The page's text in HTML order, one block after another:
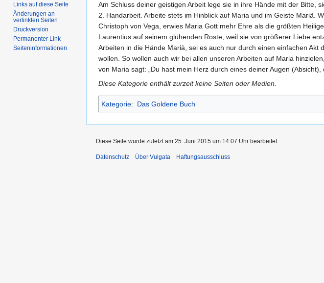
Am Schluss deiner geistigen Arbeit lege sie in ihre Hände mit der Bitte,
2. Handarbeit. Arbeite stets im Hinblick auf Maria und im Geiste Mariä.
Christoph von Vega, erwies Maria Gott mehr Ehre als die größten
Laurentius auf seinem glühenden Roste, weil sie von größerer Liebe
Arbeiten in die Hände Mariä, sei es auch nur durch einen einfachen
wollen. So wollen auch wir bei allen unseren Arbeiten auf Maria
von Maria sagt: „Du hast mein Herz durch eines deiner Augen
Diese Kategorie enthält zurzeit keine Seiten oder Medien.
Kategorie: Das Goldene Buch
Links auf diese Seite
Änderungen an
verlinkten Seiten
Druckversion
Permanenter Link
Seiten­­informationen
Diese Seite wurde zuletzt am 25. Juni 2015 um 14:07 Uhr bearbeitet.
Datenschutz Über Vulgata Haftungsausschluss